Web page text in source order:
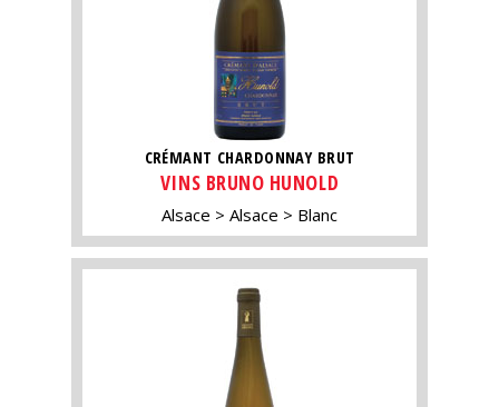
CRÉMANT CHARDONNAY BRUT
VINS BRUNO HUNOLD
Alsace Alsace Blanc